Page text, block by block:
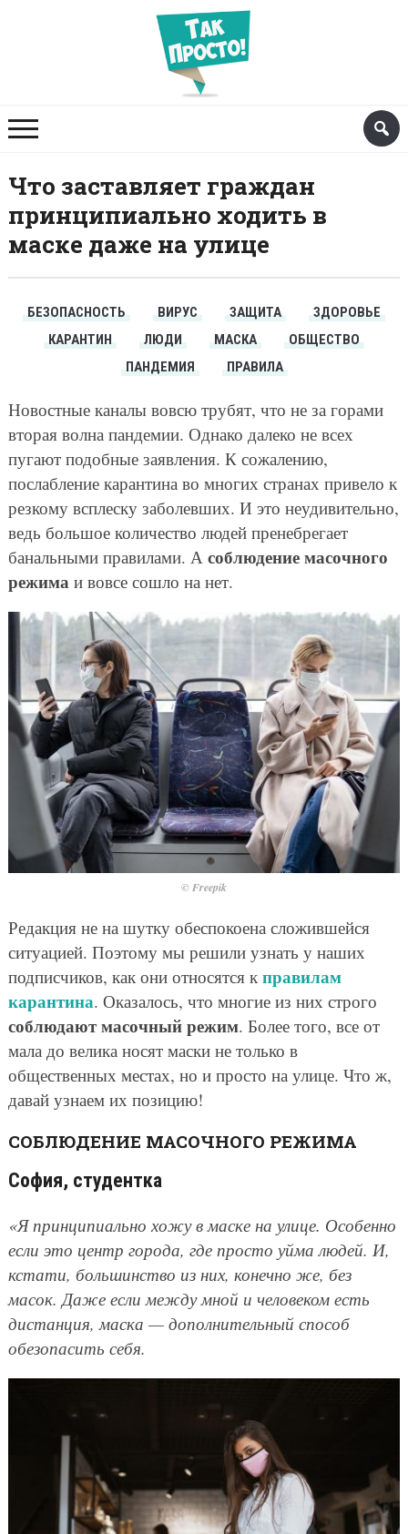
Что заставляет граждан
принципиально ходить в
маске даже на улице
БЕЗОПАСНОСТЬ ВИРУС ЗАЩИТА
ЗДОРОВЬЕ
КАРАНТИН
ЛЮДИ МАСКА
ОБЩЕСТВО
ПАНДЕМИЯ
ПРАВИЛА
Новостные каналы вовсю трубят, что не за горами
вторая волна пандемии. Однако далеко не всех
пугают подобные заявления. К сожалению,
послабление карантина во многих странах привело к
резкому всплеску заболевших. И это неудивительно,
ведь большое количество людей пренебрегает
банальными правилами. А соблюдение масочного
режимаи вовсе сошло на нет.
© Freepik
Редакция не на шутку обеспокоена сложившейся
ситуацией. Поэтому мы решили узнать у наших
подписчиков, как они относятся к правилам
карантина. Оказалось, что многие из них строго
соблюдают масочный режим. Более того, все от
мала до велика носят маски не только в
общественных местах, но и просто на улице. Что ж,
давай узнаем их позицию!
СОБЛЮДЕНИЕ МАСОЧНОГО РЕЖИМА
София, студентка
«Я принципиально хожу в маске на улице. Особенно
если это центр города, где просто уйма людей. И,
кстати, большинство из них, конечно же, без
масок. Даже если между мной и человеком есть
дистанция, маска — дополнительный способ
обезопасить себя.